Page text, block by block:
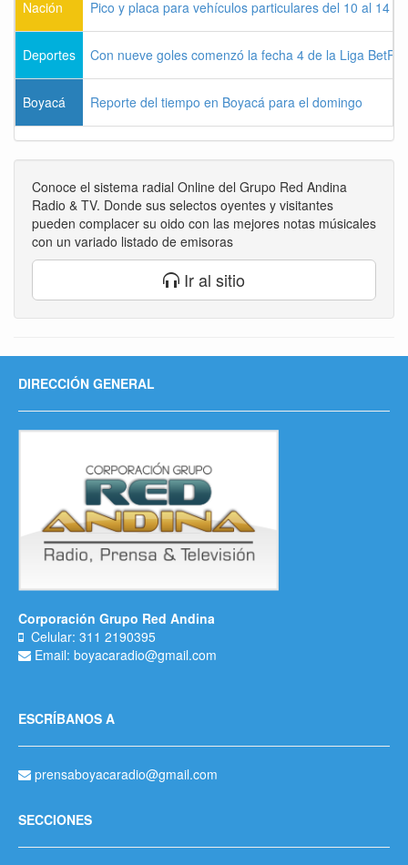
Nación Pico y placa para vehículos particulares del 10 al 14
Deportes Con nueve goles comenzó la fecha 4 de la Liga
Boyacá Reporte del tiempo en Boyacá para el domingo
Conoce el sistema radial Online del Grupo Red Andina
Radio & TV. Donde sus selectos oyentes y visitantes
pueden complacer su oido con las mejores notas músicales
con un variado listado de emisoras
Ir al sitio
DIRECCIÓN GENERAL
Corporación Grupo Red Andina
Celular: 311 2190395
Email: boyacaradio@gmail.com
ESCRÍBANOS A
prensaboyacaradio@gmail.com
SECCIONES